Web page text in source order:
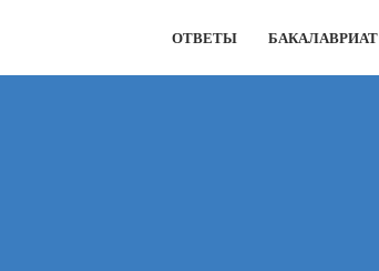
ОТВЕТЫ БАКАЛАВРИАТ